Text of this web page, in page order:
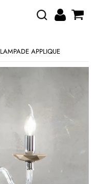
LAMPADE APPLIQUE